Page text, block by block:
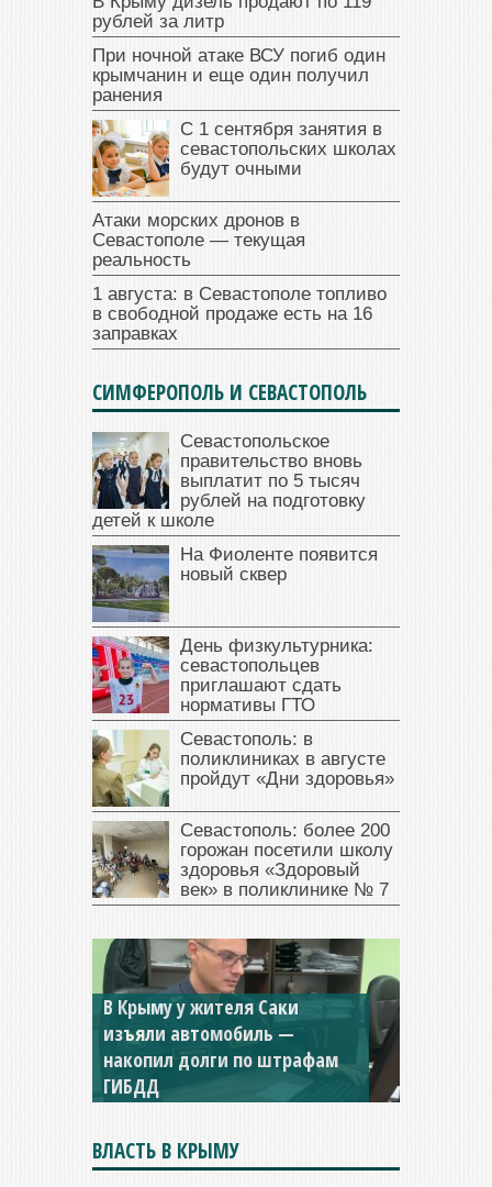
рублей за литр
При ночной атаке ВСУ погиб один
крымчанин и еще один получил
ранения
С 1 сентября занятия в
севастопольских школах
будут очными
Атаки морских дронов в
Севастополе — текущая
реальность
1 августа: в Севастополе топливо
в свободной продаже есть на 16
заправках
СИМФЕРОПОЛЬ И СЕВАСТОПОЛЬ
Севастопольское
правительство вновь
выплатит по 5 тысяч
рублей на подготовку
детей к школе
На Фиоленте появится
новый сквер
День физкультурника:
севастопольцев
приглашают сдать
нормативы ГТО
Севастополь: в
поликлиниках в августе
пройдут «Дни здоровья»
Севастополь: более 200
горожан посетили школу
здоровья «Здоровый
век» в поликлинике № 7
В Крыму у жителя Саки
изъяли автомобиль —
накопил долги по штрафам
ГИБДД
Севастопольская компания
заплатила 877 тысяч рублей
долга — арестовали счета
ВЛАСТЬ В КРЫМУ